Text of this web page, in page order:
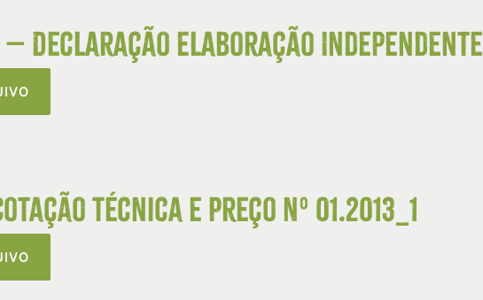
– Declaração Elaboração Independente
Técnica e Preço Nº 01.2013_1